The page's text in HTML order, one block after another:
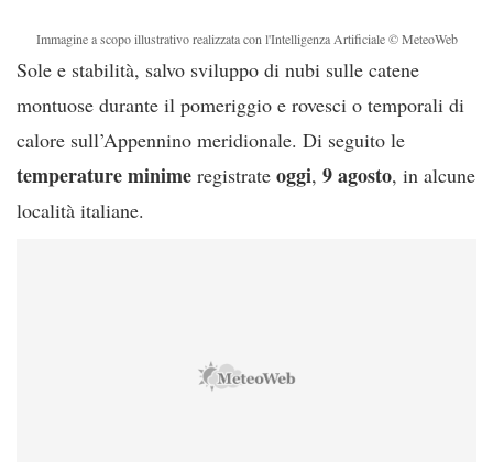
Immagine a scopo illustrativo realizzata con l'Intelligenza Artificiale © MeteoWeb
Sole e stabilità, salvo sviluppo di nubi sulle catene
montuose durante il pomeriggio e rovesci o temporali di
calore sull’Appennino meridionale. Di seguito le
temperature minime registrate oggi, 9 agosto, in alcune
località italiane.